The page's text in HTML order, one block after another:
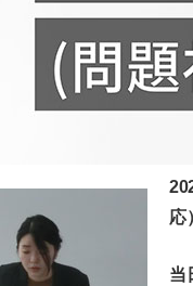
応
当